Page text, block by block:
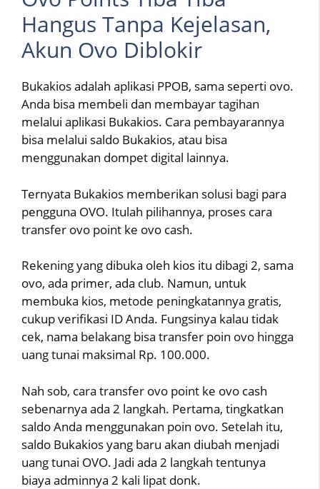
Hangus Tanpa Kejelasan,
Akun Ovo Diblokir
Bukakios adalah aplikasi PPOB, sama seperti ovo.
Anda bisa membeli dan membayar tagihan
melalui aplikasi Bukakios. Cara pembayarannya
bisa melalui saldo Bukakios, atau bisa
menggunakan dompet digital lainnya.
Ternyata Bukakios memberikan solusi bagi para
pengguna OVO. Itulah pilihannya, proses cara
transfer ovo point ke ovo cash.
Rekening yang dibuka oleh kios itu dibagi 2, sama
ovo, ada primer, ada club. Namun, untuk
membuka kios, metode peningkatannya gratis,
cukup verifikasi ID Anda. Fungsinya kalau tidak
cek, nama belakang bisa transfer poin ovo hingga
uang tunai maksimal Rp. 100.000.
Nah sob, cara transfer ovo point ke ovo cash
sebenarnya ada 2 langkah. Pertama, tingkatkan
saldo Anda menggunakan poin ovo. Setelah itu,
saldo Bukakios yang baru akan diubah menjadi
uang tunai OVO. Jadi ada 2 langkah tentunya
biaya adminnya 2 kali lipat donk.